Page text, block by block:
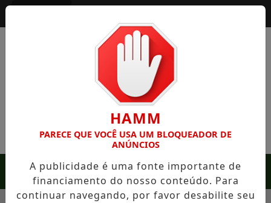
MENU
NEGRA: FAZENDA COM 488 HECTARES UNE ALTA
HAMM
PARECE QUE VOCÊ USA UM BLOQUEADOR DE
ANÚNCIOS
A publicidade é uma fonte importante de
financiamento do nosso conteúdo. Para
continuar navegando, por favor desabilite seu